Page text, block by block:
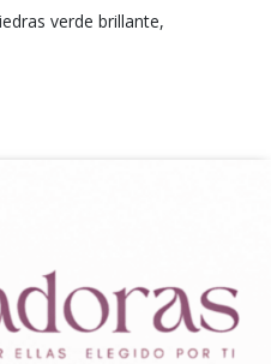
verde brillante,